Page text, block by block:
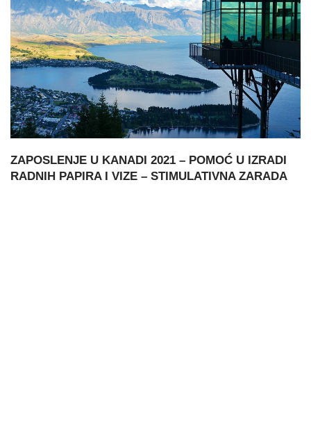
ZAPOSLENJE U KANADI 2021 – POMOĆ U IZRADI
RADNIH PAPIRA I VIZE – STIMULATIVNA ZARADA